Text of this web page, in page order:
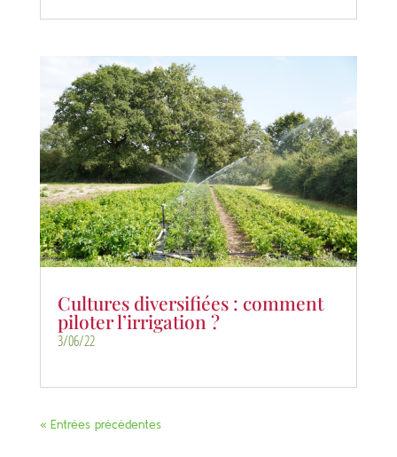
Cultures diversifiées : comment
piloter l’irrigation ?
3/06/22
« Entrées précédentes